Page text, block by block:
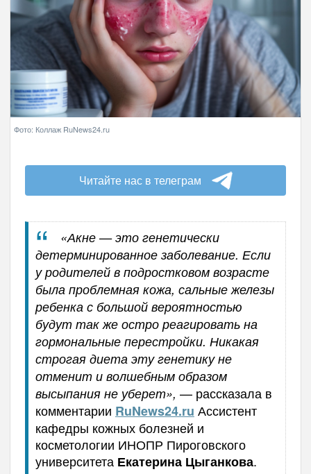
Фото: Коллаж RuNews24.ru
Читайте нас в телеграм
«Акне — это генетически
детерминированное заболевание. Если
у родителей в подростковом возрасте
была проблемная кожа, сальные железы
ребенка с большой вероятностью
будут так же остро реагировать на
гормональные перестройки. Никакая
строгая диета эту генетику не
отменит и волшебным образом
высыпания не уберет», — рассказала в
комментарии RuNews24.ru Ассистент
кафедры кожных болезней и
косметологии ИНОПР Пироговского
университета Екатерина Цыганкова.